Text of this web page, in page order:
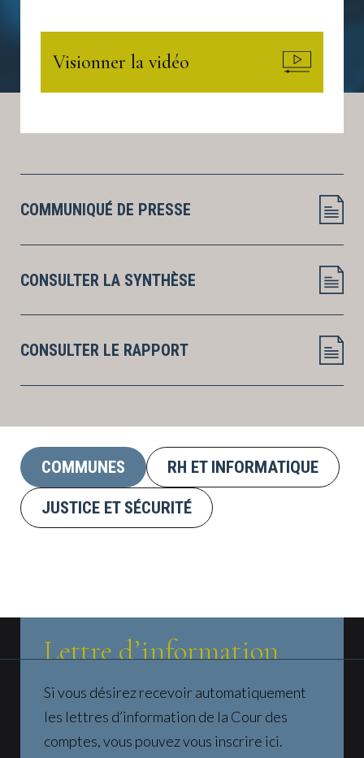
Visionner la vidéo
COMMUNIQUÉ DE PRESSE
CONSULTER LA SYNTHÈSE
CONSULTER LE RAPPORT
COMMUNES RH ET INFORMATIQUE
JUSTICE ET SÉCURITÉ
Lettre d’information
Si vous désirez recevoir automatiquement
les lettres d’information de la Cour des
comptes, vous pouvez vous inscrire ici.